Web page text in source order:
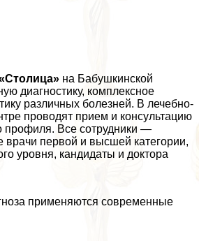
на Бабушкинской
диагностику, комплексное
различных болезней. В лечебно-
проводят прием и консультацию
профиля. Все сотрудники —
первой и высшей категории,
уровня, кандидаты и доктора
применяются современные